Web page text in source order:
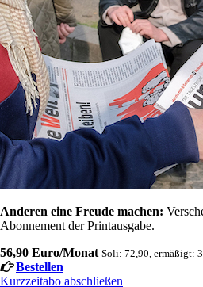
Anderen eine Freude machen:
Abonnement der Printausgabe.
56,90 Euro/Monat Soli: 72,90, ermäßigt:
Bestellen
Kurzzeitabo abschließen